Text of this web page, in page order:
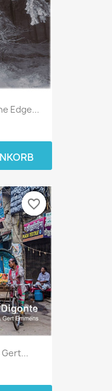
Edge...
Gert...
favorite_border
favorite_border
favorite_border
favorite_border
favorite_border